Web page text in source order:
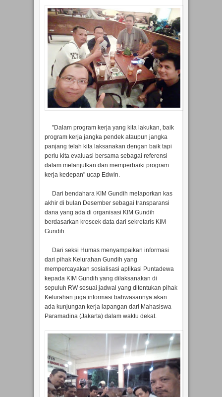
"Dalam program kerja yang kita lakukan, baik
program kerja jangka pendek ataupun jangka
panjang telah kita laksanakan dengan baik tapi
perlu kita evaluasi bersama sebagai referensi
dalam melanjutkan dan memperbaiki program
kerja kedepan" ucap Edwin.
Dari bendahara KIM Gundih melaporkan kas
akhir di bulan Desember sebagai transparansi
dana yang ada di organisasi KIM Gundih
berdasarkan kroscek data dari sekretaris KIM
Gundih.
Dari seksi Humas menyampaikan informasi
dari pihak Kelurahan Gundih yang
mempercayakan sosialisasi aplikasi Puntadewa
kepada KIM Gundih yang dilaksanakan di
sepuluh RW sesuai jadwal yang ditentukan pihak
Kelurahan juga informasi bahwasannya akan
ada kunjungan kerja lapangan dari Mahasiswa
Paramadina (Jakarta) dalam waktu dekat.